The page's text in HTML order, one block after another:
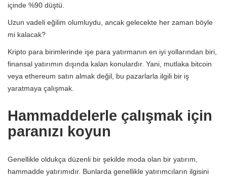
içinde %90 düştü.
Uzun vadeli eğilim olumluydu, ancak gelecekte her zaman böyle
mi kalacak?
Kripto para birimlerinde işe para yatırmanın en iyi yollarından biri,
finansal yatırımın dışında kalan konulardır. Yani, mutlaka bitcoin
veya ethereum satın almak değil, bu pazarlarla ilgili bir iş
yaratmaya çalışmak.
Hammaddelerle çalışmak için
paranızı koyun
Genellikle oldukça düzenli bir şekilde moda olan bir yatırım,
hammadde yatırımıdır. Bunlarda genellikle yatırımcıların ilgisini